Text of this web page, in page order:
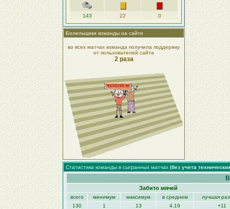
143 22 0
Болельщики команды на сайте
во всех матчах команда получила поддержку
от пользователей сайта
2 раза
Статистика команды в сыгранных матчах (без учета
Забито мячей
всего минимум максимум в среднем
лучшая
130
1 13 4.19 +11